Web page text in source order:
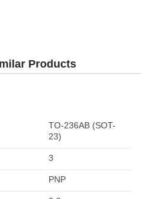
Products
TO-236AB (SOT-
23)
3
PNP